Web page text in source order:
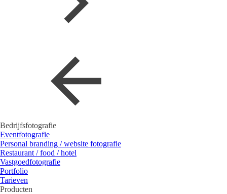
Bedrijfsfotografie
Eventfotografie
Personal branding / website fotografie
Restaurant / food / hotel
Vastgoedfotografie
Portfolio
Tarieven
Producten